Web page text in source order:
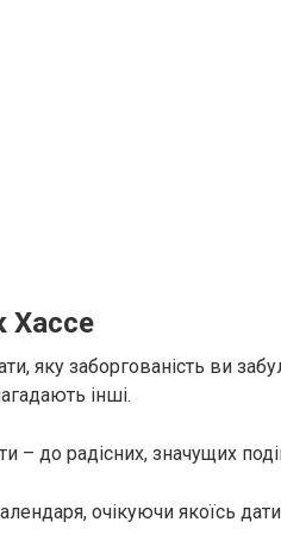
Хассе
яку заборгованість ви
інші.
– до радісних, значущих
очікуючи якоїсь